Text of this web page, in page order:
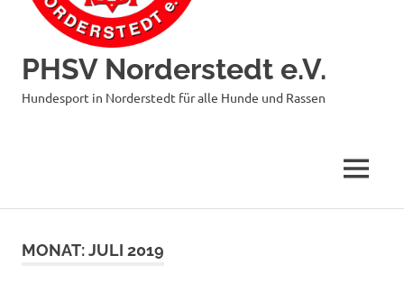
PHSV Norderstedt e.V.
Hundesport in Norderstedt für alle Hunde und Rassen
MENÜ
MONAT:JULI 2019